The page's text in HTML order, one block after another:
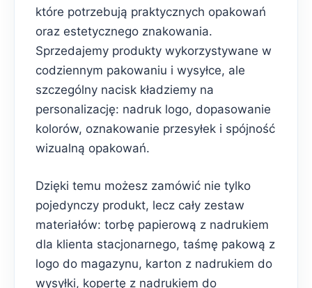
które potrzebują praktycznych opakowań
oraz estetycznego znakowania.
Sprzedajemy produkty wykorzystywane w
codziennym pakowaniu i wysyłce, ale
szczególny nacisk kładziemy na
personalizację: nadruk logo, dopasowanie
kolorów, oznakowanie przesyłek i spójność
wizualną opakowań.
Dzięki temu możesz zamówić nie tylko
pojedynczy produkt, lecz cały zestaw
materiałów: torbę papierową z nadrukiem
dla klienta stacjonarnego, taśmę pakową z
logo do magazynu, karton z nadrukiem do
wysyłki, kopertę z nadrukiem do